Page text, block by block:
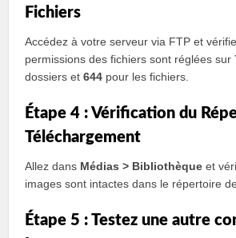
Fichiers
Accédez à votre serveur via FTP et
permissions des fichiers sont réglées sur
dossiers et644 pour les fichiers.
Étape 4 : Vérification du
Téléchargement
Allez dans Médias > Bibliothèque et
images sont intactes dans le répertoire
Étape 5 : Testez une autre